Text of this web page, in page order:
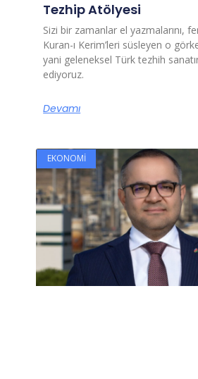
Tezhip Atölyesi
Sizi bir zamanlar el yazmalarını,
Kuran-ı Kerim’leri süsleyen o
yani geleneksel Türk tezhih
ediyoruz.
Devamı
EKONOMI